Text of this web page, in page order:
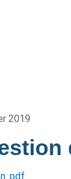
2019
.pdf